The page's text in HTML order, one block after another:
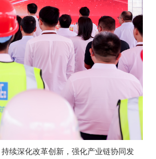
续深化改革创新，强化产业链协同发